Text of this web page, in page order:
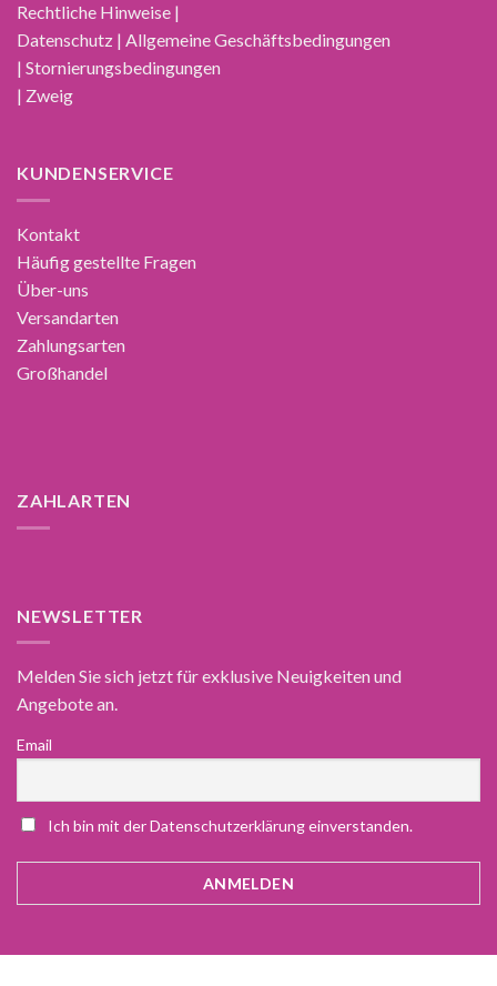
Rechtliche Hinweise |
Datenschutz | Allgemeine Geschäftsbedingungen
| Stornierungsbedingungen
| Zweig
KUNDENSERVICE
Kontakt
Häufig gestellte Fragen
Über-uns
Versandarten
Zahlungsarten
Großhandel
ZAHLARTEN
NEWSLETTER
Melden Sie sich jetzt für exklusive Neuigkeiten und
Angebote an.
Email
Ich bin mit der Datenschutzerklärung einverstanden.